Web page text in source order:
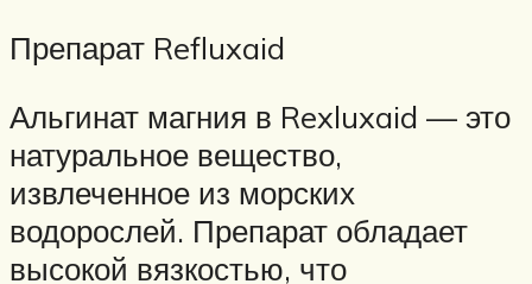
Препарат Refluxaid
Альгинат магния в Rexluxaid — это
натуральное вещество,
извлеченное из морских
водорослей. Препарат обладает
высокой вязкостью, что